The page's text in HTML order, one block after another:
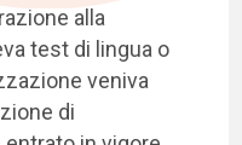
alla
test di lingua o
veniva
di